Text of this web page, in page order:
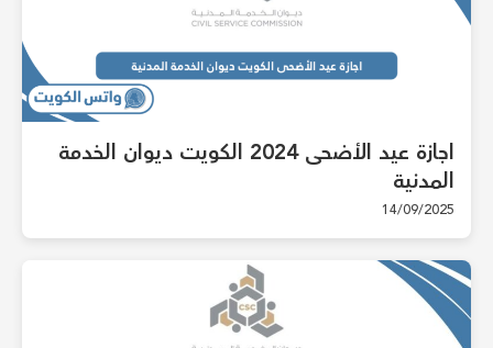
اجازة عيد الأضحى 2024 الكويت ديوان الخدمة
المدنية
14/09/2025